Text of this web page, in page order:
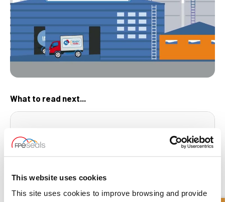
This website uses cookies
This site uses cookies to improve browsing and provide
What to read next...
Watch Video